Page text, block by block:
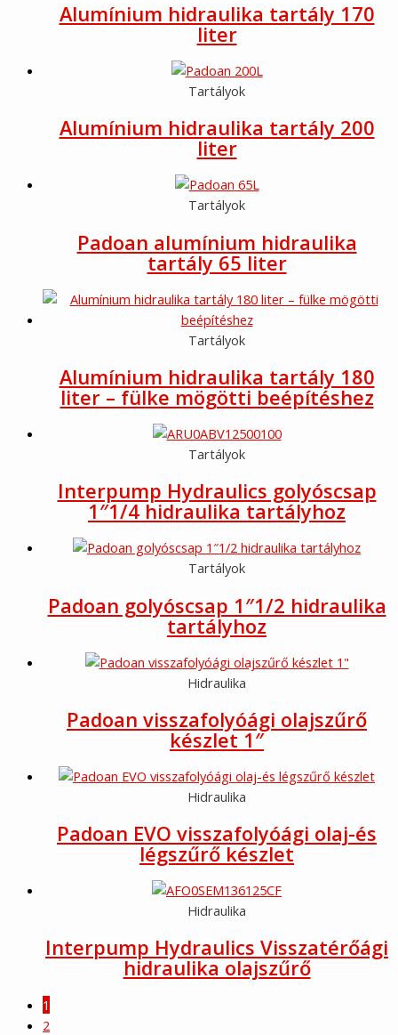
Alumínium hidraulika tartály 170
liter
Tartályok
Alumínium hidraulika tartály 200
liter
Tartályok
Padoan alumínium hidraulika
tartály 65 liter
Tartályok
Alumínium hidraulika tartály 180
liter – fülke mögötti beépítéshez
Tartályok
Interpump Hydraulics golyóscsap
1″1/4 hidraulika tartályhoz
Tartályok
Padoan golyóscsap 1″1/2 hidraulika
tartályhoz
Hidraulika
Padoan visszafolyóági olajszűrő
készlet 1″
Hidraulika
Padoan EVO visszafolyóági olaj-és
légszűrő készlet
Hidraulika
Interpump Hydraulics Visszatérőági
hidraulika olajszűrő
1
2